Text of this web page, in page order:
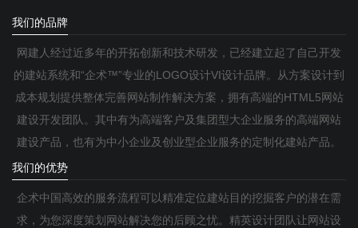
我们的品牌
网建人经过近多年的开拓创新和技术研发，已经建立起了自己开发
的建站系统和“企术™”专业的LOGO设计VI设计品牌。从方案设计到
成本规划提供整体完善网站制作解决方案，拥有高端的HTML5网站
建设开发团队。其中有为高端客户及集团型大企业服务的高端网站
建设产品，也有为中小企业及创业型企业服务的定制化建站产品。
我们的优势
企术中国高效的服务流程可以精准定位建站目的挖掘客户的潜在需
求，为您深度策划网站解决您的后顾之忧。精英设计团队让网站设